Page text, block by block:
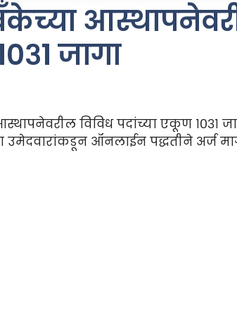
जागा
विविध पदांच्या एकूण १०३१
उमेदवारांकडून ऑनलाईन पद्धतीने अर्ज